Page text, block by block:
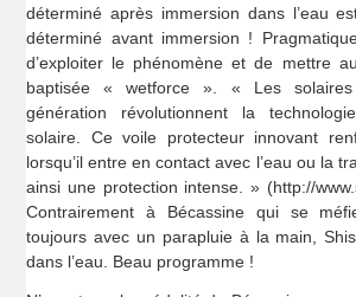
déterminé après immersion dans l’eau
déterminé avant immersion !
d’exploiter le phénomène et de mettre
baptisée « wetforce ». « Les solaires
génération révolutionnent la
solaire. Ce voile protecteur innovant
lorsqu’il entre en contact avec l’eau ou la
ainsi une protection intense. » (http://
Contrairement à Bécassine qui se
toujours avec un parapluie à la main,
dans l’eau. Beau programme !